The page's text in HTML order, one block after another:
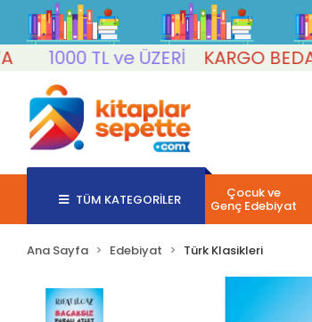
1000 TL ve ÜZERİ
KARGO BEDAVA
TÜM KATEGORİLER Çocuk ve
Genç Edebiyat
Ana Sayfa Edebiyat Türk Klasikleri